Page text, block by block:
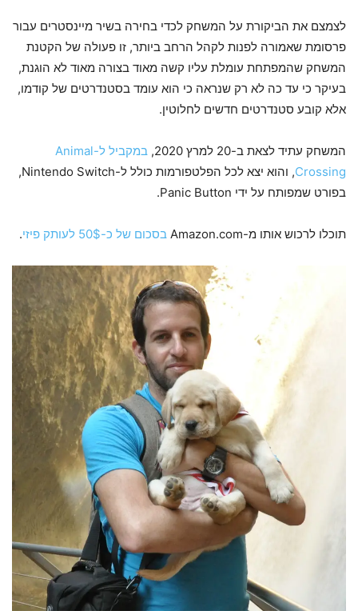
לצמצם את הביקורת על המשחק לכדי בחירה בשיר מיינסטרים עבור
פרסומת שאמורה לפנות לקהל הרחב ביותר, זו פעולה של הקטנת
המשחק שהמפתחת עומלת עליו קשה מאוד בצורה מאוד לא הוגנת,
בעיקר כי עד כה לא רק שנראה כי הוא עומד בסטנדרטים של קודמו,
אלא קובע סטנדרטים חדשים לחלוטין.
המשחק עתיד לצאת ב-20 למרץ 2020,
במקביל ל-Animal
Crossing
, והוא יצא לכל הפלטפורמות כולל ל-Nintendo Switch,
בפורט שמפותח על ידי Panic Button.
תוכלו לרכוש אותו מ-Amazon.com בסכום של כ-50$ לעותק פיזי .